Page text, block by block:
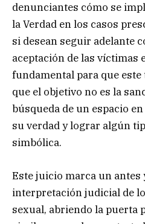
denunciantes cómo se
la Verdad en los casos
si desean seguir adelante
aceptación de las víctimas
fundamental para que
que el objetivo no es la
búsqueda de un espacio
su verdad y lograr algún
simbólica.
Este juicio marca un antes
interpretación judicial de
sexual, abriendo la puerta